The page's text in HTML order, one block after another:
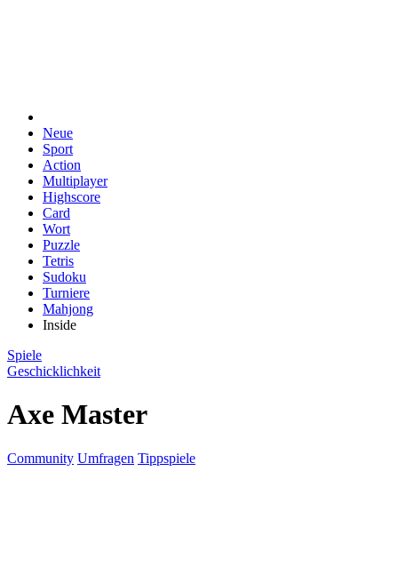
Neue
Sport
Action
Multiplayer
Highscore
Card
Wort
Puzzle
Tetris
Sudoku
Turniere
Mahjong
Inside
Spiele
Geschicklichkeit
Axe Master
Community Umfragen Tippspiele